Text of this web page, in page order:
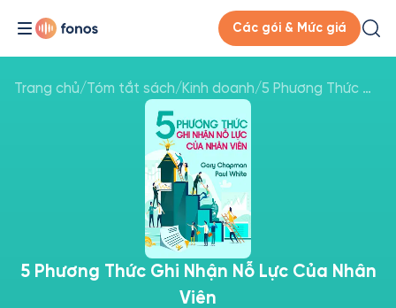
Các gói & Mức giá
Trang chủ/Tóm tắt sách/Kinh doanh/ 5 Phương Thức Ghi Nhận Nỗ Lực Của Nhân Viên
5 Phương Thức Ghi Nhận Nỗ Lực Của Nhân
Viên